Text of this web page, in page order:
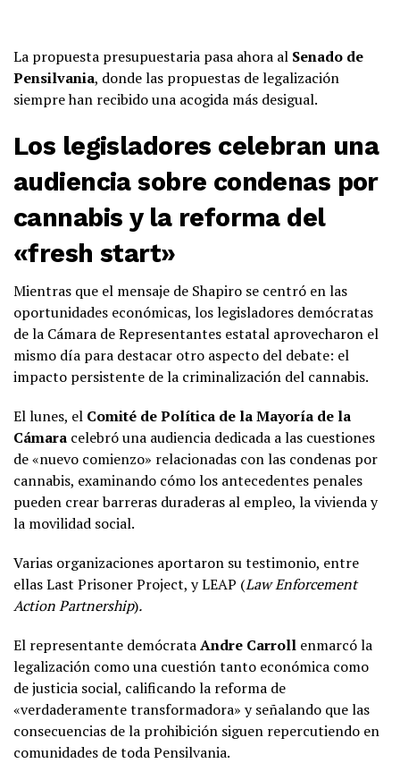
La propuesta presupuestaria pasa ahora al Senado de
Pensilvania, donde las propuestas de legalización
siempre han recibido una acogida más desigual.
Los legisladores celebran una
audiencia sobre condenas por
cannabis y la reforma del
«fresh start»
Mientras que el mensaje de Shapiro se centró en las
oportunidades económicas, los legisladores demócratas
de la Cámara de Representantes estatal aprovecharon el
mismo día para destacar otro aspecto del debate: el
impacto persistente de la criminalización del cannabis.
El lunes, el Comité de Política de la Mayoría de la
Cámara celebró una audiencia dedicada a las cuestiones
de «nuevo comienzo» relacionadas con las condenas por
cannabis, examinando cómo los antecedentes penales
pueden crear barreras duraderas al empleo, la vivienda y
la movilidad social.
Varias organizaciones aportaron su testimonio, entre
ellas Last Prisoner Project, y LEAP (Law Enforcement
Action Partnership).
El representante demócrataAndre Carroll enmarcó la
legalización como una cuestión tanto económica como
de justicia social, calificando la reforma de
«verdaderamente transformadora» y señalando que las
consecuencias de la prohibición siguen repercutiendo en
comunidades de toda Pensilvania.